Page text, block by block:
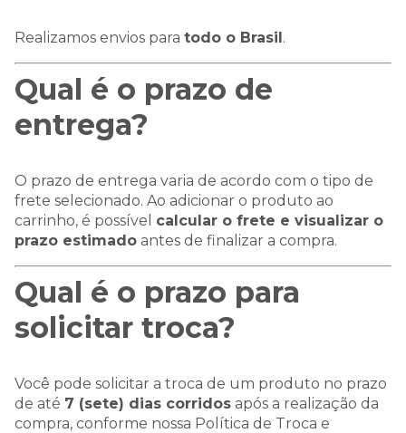
Realizamos envios para todo o Brasil.
Qual é o prazo de
entrega?
O prazo de entrega varia de acordo com o tipo de
frete selecionado. Ao adicionar o produto ao
carrinho, é possível calcular o frete e visualizar o
prazo estimado antes de finalizar a compra.
Qual é o prazo para
solicitar troca?
Você pode solicitar a troca de um produto no prazo
de até 7 (sete) dias corridos após a realização da
compra, conforme nossa Política de Troca e